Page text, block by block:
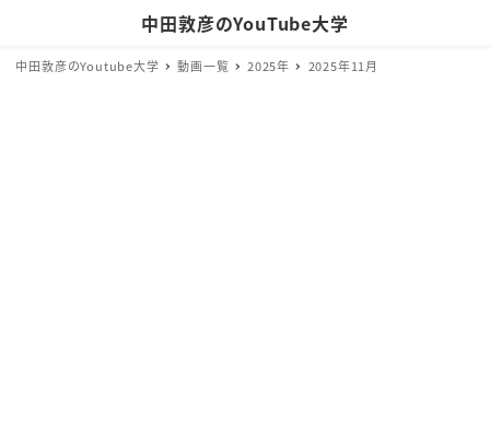
中田敦彦のYouTube大学
中田敦彦のYoutube大学 動画一覧 2025年 2025年11月